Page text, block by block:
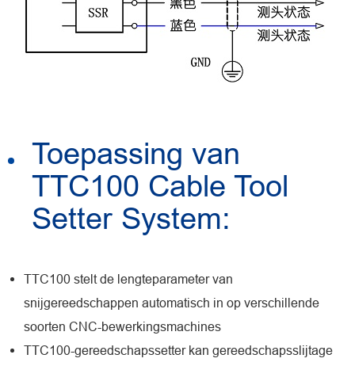
Toepassing van
TTC100 Cable Tool
Setter System:
TTC100 stelt de lengteparameter van
snijgereedschappen automatisch in op verschillende
soorten CNC-bewerkingsmachines
TTC100-gereedschapssetter kan gereedschapsslijtage